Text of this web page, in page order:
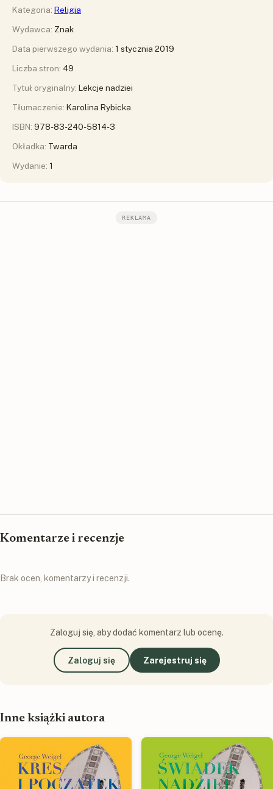
Kategoria: Religia
Wydawca: Znak
Data pierwszego wydania: 1 stycznia 2019
Liczba stron: 49
Tytuł oryginalny: Lekcje nadziei
Tłumaczenie: Karolina Rybicka
ISBN: 978-83-240-5814-3
Okładka: Twarda
Wydanie: 1
REKLAMA
Komentarze i recenzje
Brak ocen, komentarzy i recenzji.
Zaloguj się, aby dodać komentarz lub ocenę.
Zaloguj się Zarejestruj się
Inne książki autora